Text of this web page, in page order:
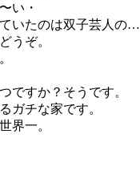
い・
いたのは双子芸人の…
うぞ。
ですか？そうです。
ガチな家です。
界一。